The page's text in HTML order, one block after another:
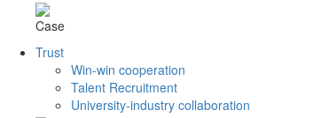
Case
Trust
Win-win cooperation
Talent Recruitment
University-industry collaboration